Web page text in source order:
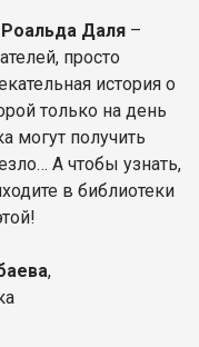
Даля –
просто
история о
только на день
могут получить
А чтобы узнать,
в библиотеки
,